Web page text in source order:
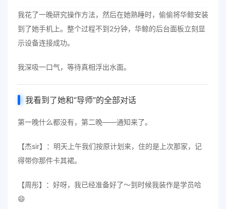
我花了一晚研究操作方法，然后在她熟睡时，偷偷将华鲸安装
到了她手机上。整个过程不到2分钟，华鲸的后台面板立刻显
示设备连接成功。
我深吸一口气，等待真相浮出水面。
我看到了她和“导师”的全部对话
第一晚什么都没有，第二晚——通知来了。
【杰sir】：明天上午我们按原计划来，住的是上次那家，记
得带你那件卡其裙。
【周彤】：好呀，我已经准备好了～到时候我装作是学员哈
😄